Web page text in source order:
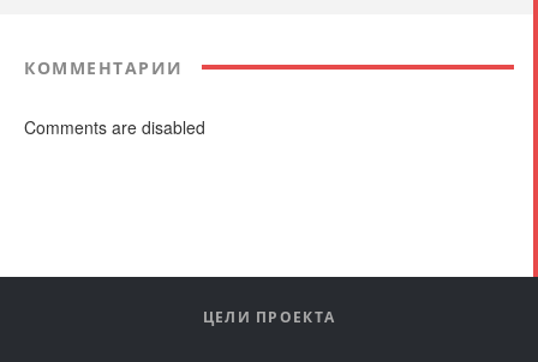
КОММЕНТАРИИ
Comments are disabled
ЦЕЛИ ПРОЕКТА